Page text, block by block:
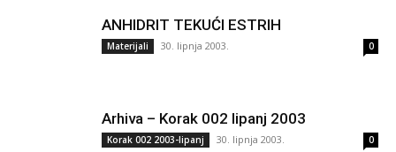
ANHIDRIT TEKUĆI ESTRIH
Materijali 30. lipnja 2003. 0
Arhiva – Korak 002 lipanj 2003
Korak 002 2003-lipanj 30. lipnja 2003. 0